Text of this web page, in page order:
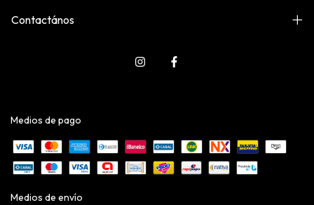
Contactános
Medios de pago
Medios de envío